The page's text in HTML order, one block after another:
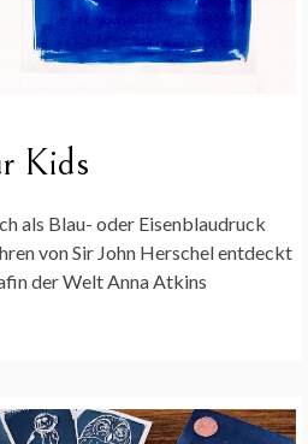
Kids
als Blau- oder Eisenblaudruck
von Sir John Herschel entdeckt
der Welt Anna Atkins